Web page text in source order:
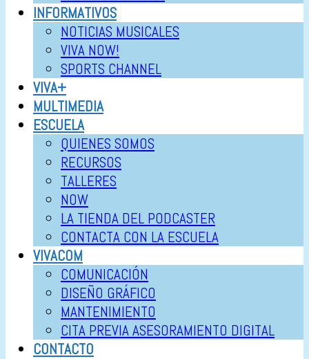
INFORMATIVOS
NOTICIAS MUSICALES
VIVA NOW!
SPORTS CHANNEL
VIVA+
MULTIMEDIA
ESCUELA
QUIENES SOMOS
RECURSOS
TALLERES
NOW
LA TIENDA DEL PODCASTER
CONTACTA CON LA ESCUELA
VIVACOM
COMUNICACIÓN
DISEÑO GRÁFICO
MANTENIMIENTO
CITA PREVIA ASESORAMIENTO DIGITAL
CONTACTO